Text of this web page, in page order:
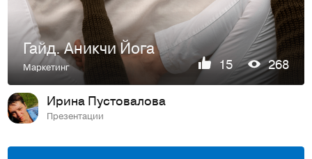
Гайд. Аникчи Йога
Маркетинг 15 268
Ирина Пустовалова
Презентации